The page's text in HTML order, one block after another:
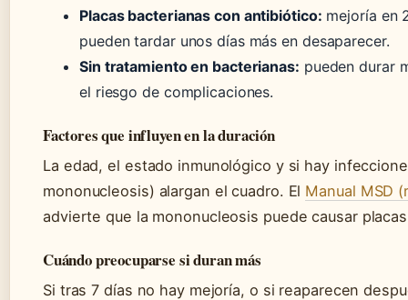
Placas bacterianas con antibiótico: mejoría en
pueden tardar unos días más en desaparecer.
Sin tratamiento en bacterianas: pueden durar
el riesgo de complicaciones.
Factores que influyen en la duración
La edad, el estado inmunológico y si hay
mononucleosis) alargan el cuadro. El Manual MSD
advierte que la mononucleosis puede causar
Cuándo preocuparse si duran más
Si tras 7 días no hay mejoría, o si reaparecen